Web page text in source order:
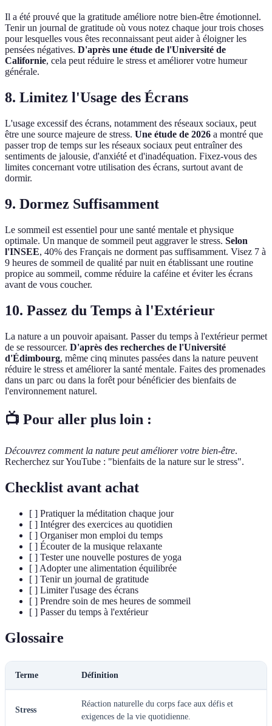
Il a été prouvé que la gratitude améliore notre bien-être émotionnel.
Tenir un journal de gratitude où vous notez chaque jour trois choses
pour lesquelles vous êtes reconnaissant peut aider à éloigner les
pensées négatives. D'après une étude de l'Université de
Californie, cela peut réduire le stress et améliorer votre humeur
générale.
8. Limitez l'Usage des Écrans
L'usage excessif des écrans, notamment des réseaux sociaux, peut
être une source majeure de stress. Une étude de 2026 a montré que
passer trop de temps sur les réseaux sociaux peut entraîner des
sentiments de jalousie, d'anxiété et d'inadéquation. Fixez-vous des
limites concernant votre utilisation des écrans, surtout avant de
dormir.
9. Dormez Suffisamment
Le sommeil est essentiel pour une santé mentale et physique
optimale. Un manque de sommeil peut aggraver le stress. Selon
l'INSEE, 40% des Français ne dorment pas suffisamment. Visez 7 à
9 heures de sommeil de qualité par nuit en établissant une routine
propice au sommeil, comme réduire la caféine et éviter les écrans
avant de vous coucher.
10. Passez du Temps à l'Extérieur
La nature a un pouvoir apaisant. Passer du temps à l'extérieur permet
de se ressourcer. D'après des recherches de l'Université
d'Édimbourg, même cinq minutes passées dans la nature peuvent
réduire le stress et améliorer la santé mentale. Faites des promenades
dans un parc ou dans la forêt pour bénéficier des bienfaits de
l'environnement naturel.
📺 Pour aller plus loin :
Découvrez comment la nature peut améliorer votre bien-être.
Recherchez sur YouTube : "bienfaits de la nature sur le stress".
Checklist avant achat
[ ] Pratiquer la méditation chaque jour
[ ] Intégrer des exercices au quotidien
[ ] Organiser mon emploi du temps
[ ] Écouter de la musique relaxante
[ ] Tester une nouvelle postures de yoga
[ ] Adopter une alimentation équilibrée
[ ] Tenir un journal de gratitude
[ ] Limiter l'usage des écrans
[ ] Prendre soin de mes heures de sommeil
[ ] Passer du temps à l'extérieur
Glossaire
Terme Définition
Stress
Réaction naturelle du corps face aux défis et
exigences de la vie quotidienne.